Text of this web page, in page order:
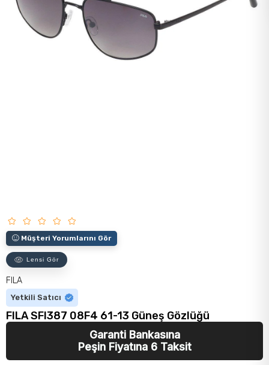
Müşteri Yorumlarını Gör
Lensi Gör
FILA
Yetkili Satıcı
FILA SFI387 08F4 61-13 Güneş Gözlüğü
Garanti Bankasına
Peşin Fiyatına 6 Taksit